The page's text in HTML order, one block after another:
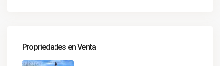
Propriedades en Venta